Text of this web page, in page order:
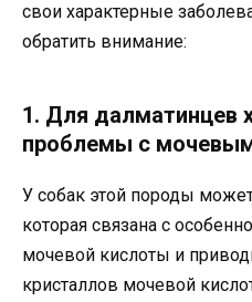
свои характерные
обратить внимание:
1. Для далматинцев
проблемы с
У собак этой породы
которая связана с
мочевой кислоты и
кристаллов мочевой